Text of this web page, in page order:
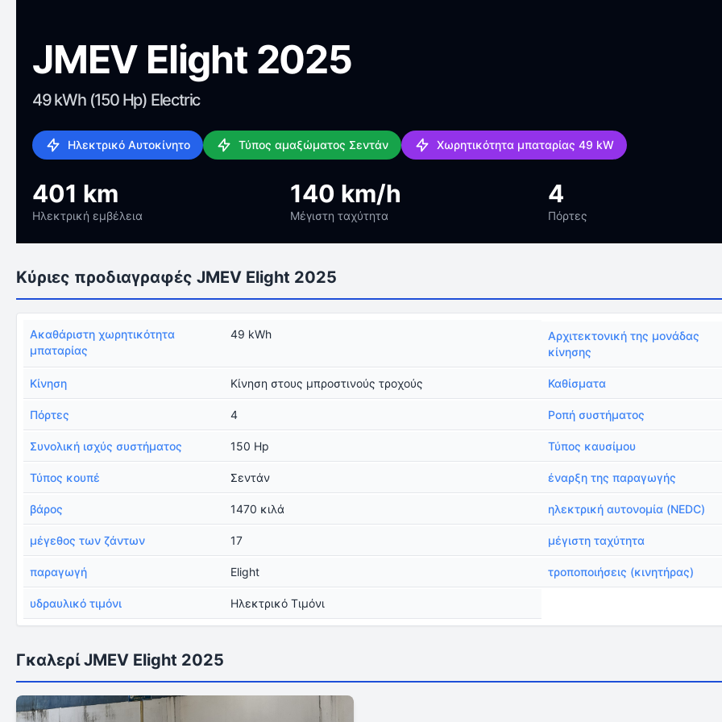
JMEV Elight 2025
49 kWh (150 Hp) Electric
Ηλεκτρικό Αυτοκίνητο Τύπος αμαξώματος Σεντάν Χωρητικότητα μπαταρίας 49 kW
401 km
Ηλεκτρική εμβέλεια
140 km/h
Μέγιστη ταχύτητα
4
Πόρτες
Κύριες προδιαγραφές JMEV Elight 2025
Ακαθάριστη χωρητικότητα
μπαταρίας
49 kWh
Αρχιτεκτονική της μονάδας
κίνησης
Κίνηση Κίνηση στους μπροστινούς τροχούς Καθίσματα
Πόρτες 4 Ροπή συστήματος
Συνολική ισχύς συστήματος 150 Hp Τύπος καυσίμου
Τύπος κουπέ Σεντάν έναρξη της παραγωγής
βάρος 1470 κιλά ηλεκτρική αυτονομία (NEDC)
μέγεθος των ζάντων 17 μέγιστη ταχύτητα
παραγωγή Elight τροποποιήσεις (κινητήρας)
υδραυλικό τιμόνι Ηλεκτρικό Τιμόνι
Γκαλερί JMEV Elight 2025